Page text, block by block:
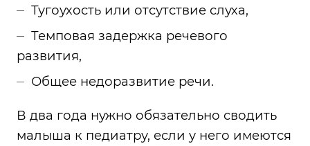
Тугоухость или отсутствие слуха,
Темповая задержка речевого
развития,
Общее недоразвитие речи.
В два года нужно обязательно сводить
малыша к педиатру, если у него имеются